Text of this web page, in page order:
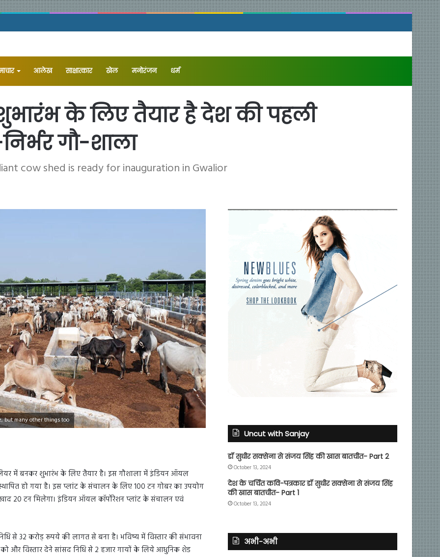
आलेख ⁠साक्षात्कार खेल मनोरंजन धर्म
के लिए तैयार है देश की पहली
गौ-शाला
cow shed is ready for inauguration in Gwalior
but many other things too
में बनकर शुभारंभ के लिए तैयार है। इस गौशाला में इंडियन ऑयल
हो गया है। इस प्लांट के संचालन के लिए 100 टन गोबर का उपयोग
20 टन मिलेगा। इंडियन ऑयल कॉर्पोरेशन प्लांट के संचालन एवं
से 32 करोड़ रूपये की लागत से बना है। भविष्य में विस्तार की संभावना
और विस्तार देने सांसद निधि से 2 हजार गायों के लिये आधुनिक शेड
Uncut with Sanjay
डॉ सुधीर सक्सेना से संजय सिंह की खास बातचीत- Part 2
October 13, 2024
देश के चर्चित कवि-पत्रकार डॉ सुधीर सक्सेना से संजय सिंह
की खास बातचीत- Part 1
October 13, 2024
अभी-अभी